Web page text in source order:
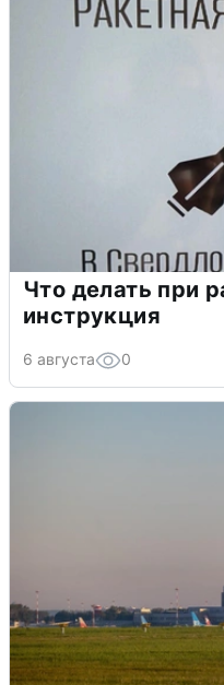
Что делать при
инструкция
6 августа 0